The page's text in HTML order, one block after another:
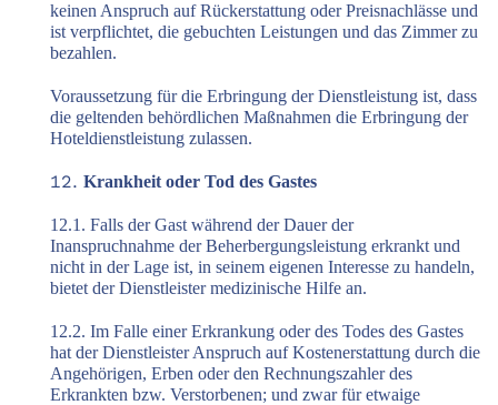
keinen Anspruch auf Rückerstattung oder Preisnachlässe und
ist verpflichtet, die gebuchten Leistungen und das Zimmer zu
bezahlen.
Voraussetzung für die Erbringung der Dienstleistung ist, dass
die geltenden behördlichen Maßnahmen die Erbringung der
Hoteldienstleistung zulassen.
Krankheit oder Tod des Gastes
12.1. Falls der Gast während der Dauer der
Inanspruchnahme der Beherbergungsleistung erkrankt und
nicht in der Lage ist, in seinem eigenen Interesse zu handeln,
bietet der Dienstleister medizinische Hilfe an.
12.2. Im Falle einer Erkrankung oder des Todes des Gastes
hat der Dienstleister Anspruch auf Kostenerstattung durch die
Angehörigen, Erben oder den Rechnungszahler des
Erkrankten bzw. Verstorbenen; und zwar für etwaige